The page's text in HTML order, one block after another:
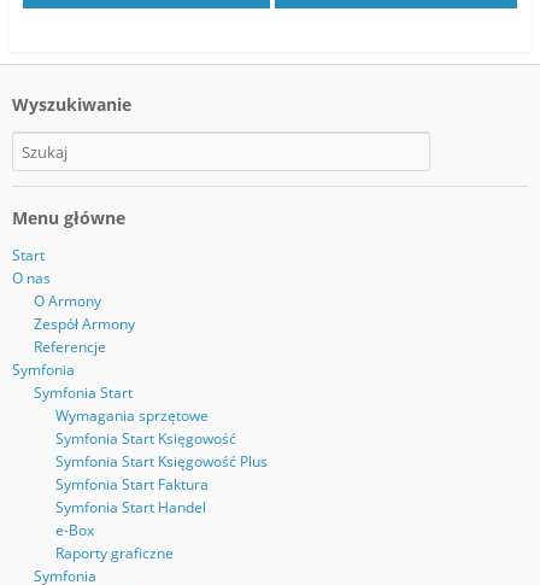
Wyszukiwanie
Menu główne
Start
O nas
O Armony
Zespół Armony
Referencje
Symfonia
Symfonia Start
Wymagania sprzętowe
Symfonia Start Księgowość
Symfonia Start Księgowość Plus
Symfonia Start Faktura
Symfonia Start Handel
e-Box
Raporty graficzne
Symfonia